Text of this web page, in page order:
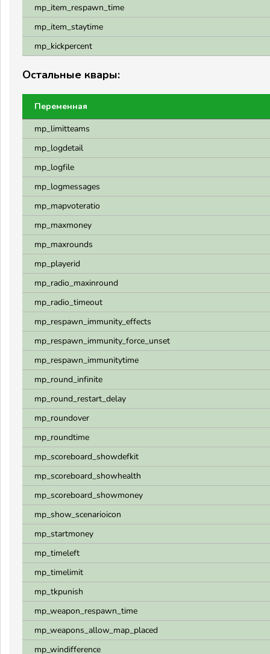
mp_item_respawn_time
mp_item_staytime
mp_kickpercent
Остальные квары:
Переменная
mp_limitteams
mp_logdetail
mp_logfile
mp_logmessages
mp_mapvoteratio
mp_maxmoney
mp_maxrounds
mp_playerid
mp_radio_maxinround
mp_radio_timeout
mp_respawn_immunity_effects
mp_respawn_immunity_force_unset
mp_respawn_immunitytime
mp_round_infinite
mp_round_restart_delay
mp_roundover
mp_roundtime
mp_scoreboard_showdefkit
mp_scoreboard_showhealth
mp_scoreboard_showmoney
mp_show_scenarioicon
mp_startmoney
mp_timeleft
mp_timelimit
mp_tkpunish
mp_weapon_respawn_time
mp_weapons_allow_map_placed
mp_windifference